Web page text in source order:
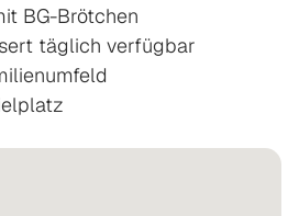
BG-Brötchen
täglich verfügbar